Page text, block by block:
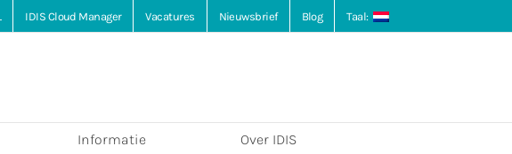
IDIS Cloud Manager Vacatures Nieuwsbrief Blog Taal:
Informatie Over IDIS